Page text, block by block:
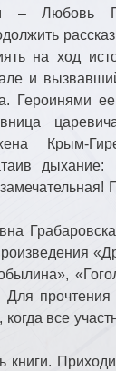
– Любовь
на ход
и
Героинями
Крым-
дыхание:
Для
все